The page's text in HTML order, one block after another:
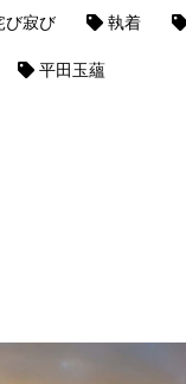
び寂び 執着
平田玉蘊